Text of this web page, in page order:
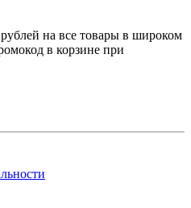
на все товары в широком
в корзине при